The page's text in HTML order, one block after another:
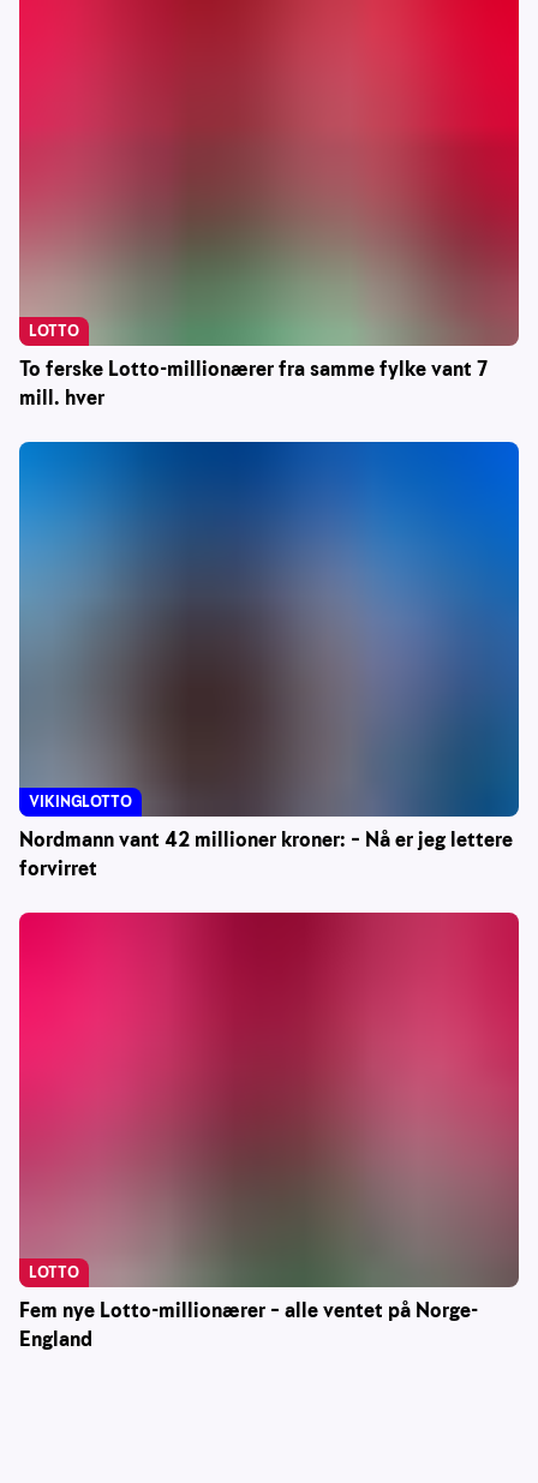
To ferske Lotto-millionærer fra samme fylke vant 7
mill. hver
LOTTO
Nordmann vant 42 millioner kroner: – Nå er jeg lettere
forvirret
VIKINGLOTTO
Fem nye Lotto-millionærer – alle ventet på Norge-
England
LOTTO